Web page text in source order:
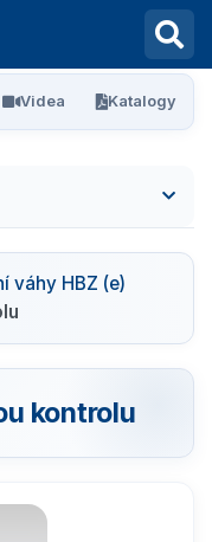
Videa Katalogy
váhy HBZ (e)
kontrolu